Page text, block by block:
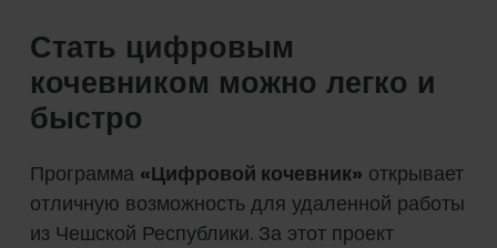
Стать цифровым
кочевником можно легко и
быстро
Программа «Цифровой кочевник» открывает
отличную возможность для удаленной работы
из Чешской Республики. За этот проект